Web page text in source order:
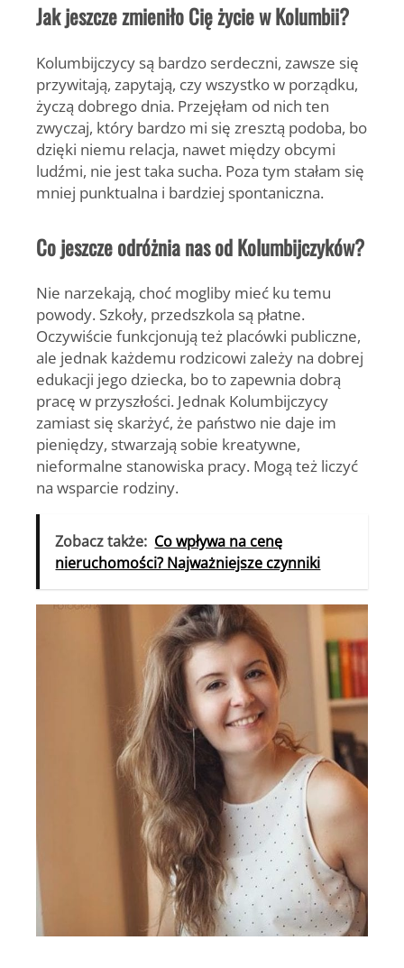
Jak jeszcze zmieniło Cię życie w Kolumbii?
Kolumbijczycy są bardzo serdeczni, zawsze się
przywitają, zapytają, czy wszystko w porządku,
życzą dobrego dnia. Przejęłam od nich ten
zwyczaj, który bardzo mi się zresztą podoba, bo
dzięki niemu relacja, nawet między obcymi
ludźmi, nie jest taka sucha. Poza tym stałam się
mniej punktualna i bardziej spontaniczna.
Co jeszcze odróżnia nas od Kolumbijczyków?
Nie narzekają, choć mogliby mieć ku temu
powody. Szkoły, przedszkola są płatne.
Oczywiście funkcjonują też placówki publiczne,
ale jednak każdemu rodzicowi zależy na dobrej
edukacji jego dziecka, bo to zapewnia dobrą
pracę w przyszłości. Jednak Kolumbijczycy
zamiast się skarżyć, że państwo nie daje im
pieniędzy, stwarzają sobie kreatywne,
nieformalne stanowiska pracy. Mogą też liczyć
na wsparcie rodziny.
Zobacz także: Co wpływa na cenę
nieruchomości? Najważniejsze czynniki